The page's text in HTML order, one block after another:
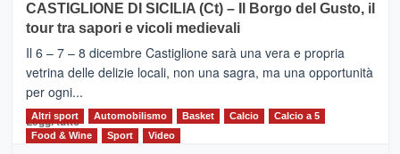
MOIO
ALCANTARA
–
Vivicittà,
alla
scoperta
del
territorio,
CASTIGLIONE DI SICILIA (Ct) – Il Borgo del Gusto, il
tour tra sapori e vicoli medievali
Il 6 – 7 – 8 dicembre Castiglione sarà una vera e propria
vetrina delle delizie locali, non una sagra, ma una opportunità
per ogni...
Leggi tuttoLeggi
di
Altri sport Automobilismo Basket Calcio
Calcio a 5
Food & Wine
Sport Video